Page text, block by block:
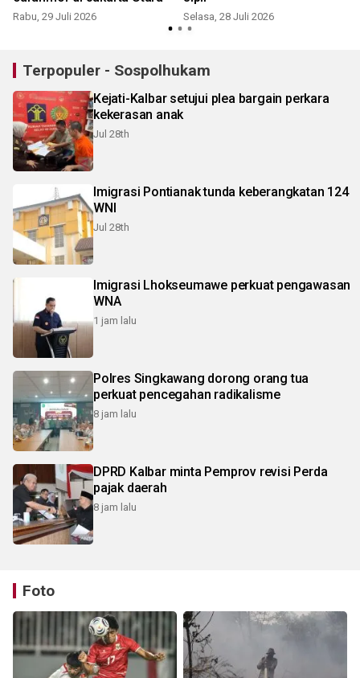
Rabu, 29 Juli 2026 Selasa, 28 Juli 2026
Terpopuler - Sospolhukam
Kejati-Kalbar setujui plea bargain perkara
kekerasan anak
Jul 28th
Imigrasi Pontianak tunda keberangkatan 124
WNI
Jul 28th
Imigrasi Lhokseumawe perkuat pengawasan
WNA
1 jam lalu
Polres Singkawang dorong orang tua
perkuat pencegahan radikalisme
8 jam lalu
DPRD Kalbar minta Pemprov revisi Perda
pajak daerah
8 jam lalu
Foto